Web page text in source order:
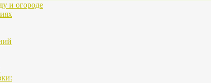
и огороде